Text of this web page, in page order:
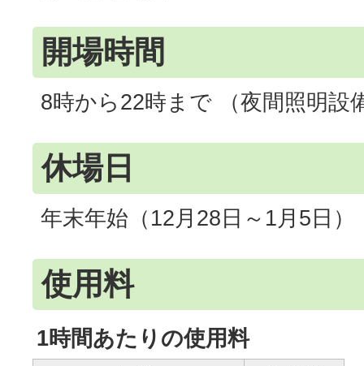
開場時間
8時から22時まで （夜間照明設
休場日
年末年始（12月28日～1月5日）
使用料
1時間あたりの使用料